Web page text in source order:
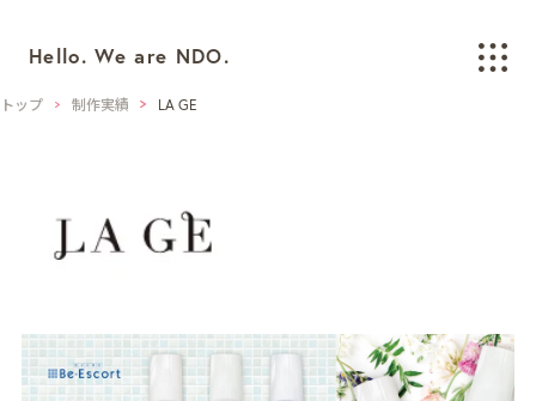
Hello. We are NDO.
BRANDING
GRAPHIC グラフィックデザイン
トップ 制作実績 LA GE